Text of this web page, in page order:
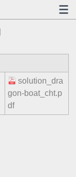
solution_dra
gon-boat_cht.p
df